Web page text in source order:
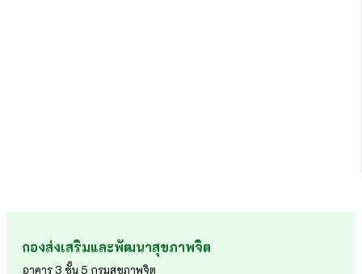
กองส่งเสริมและพัฒนาสุขภาพจิต
อาคาร 3 ชั้น 5 กรมสุขภาพจิต